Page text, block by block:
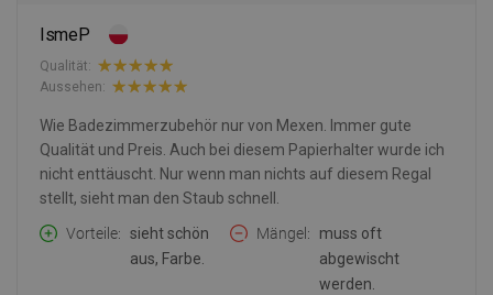
IsmeP
Qualität:
Aussehen:
Wie Badezimmerzubehör nur von Mexen. Immer gute
Qualität und Preis. Auch bei diesem Papierhalter wurde ich
nicht enttäuscht. Nur wenn man nichts auf diesem Regal
stellt, sieht man den Staub schnell.
Vorteile
sieht schön
aus, Farbe.
Mängel
muss oft
abgewischt
werden.